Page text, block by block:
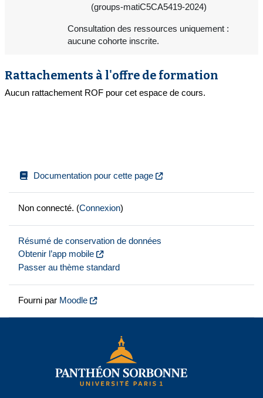
(groups-matiC5CA5419-2024)
Consultation des ressources uniquement :
aucune cohorte inscrite.
Rattachements à l'offre de formation
Aucun rattachement ROF pour cet espace de cours.
Documentation pour cette page
Non connecté. (Connexion)
Résumé de conservation de données
Obtenir l’app mobile
Passer au thème standard
Fourni par Moodle